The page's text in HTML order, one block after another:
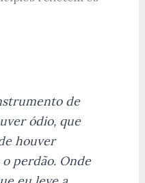
de
ódio, que
houver
perdão. Onde